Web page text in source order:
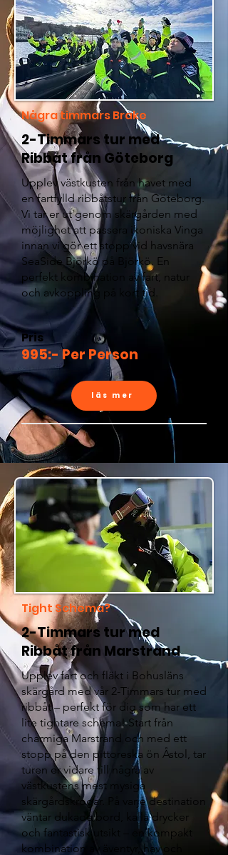
Några timmars Brake
2-Timmars tur med
Ribbåt från Göteborg
Upplev västkusten från havet med
en fartfylld ribbåtstur från Göteborg.
Vi tar er ut genom skärgården med
möjlighet att passera ikoniska Vinga
innan vi gör ett stopp vid havsnära
SeaSide Björkö på Björkö. En
perfekt kombination av fart, natur
och avkoppling på kort tid.
Pris
995:- Per Person
läs mer
Tight Schema?
2-Timmars tur med
Ribbåt från Marstrand
Upplev fart och fläkt i Bohusläns
skärgård med vår 2-Timmars tur med
ribbåt – perfekt för dig som har ett
lite tightare schema! Start från
charmiga Marstrand och med ett
stopp på den pittoreska ön Åstol, tar
turen er vidare till några av
västkustens mest mysiga
skärgårdskrogar. På varje destination
väntar dukade bord, kalla drycker
och fantastisk utsikt – en kompakt
kombination av äventyr, hav och